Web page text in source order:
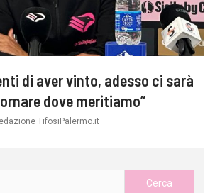
di aver vinto, adesso ci sarà
dove meritiamo”
TifosiPalermo.it